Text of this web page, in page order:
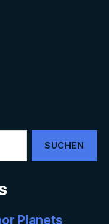
Planets